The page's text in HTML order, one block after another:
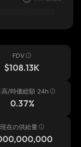
FDV
$108.13K
高/時価総額 24h
0.37%
現在の供給量